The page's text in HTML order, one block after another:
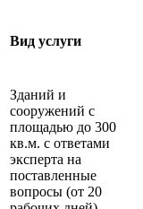
Вид услуги
Зданий и
сооружений с
площадью до 300
кв.м. с ответами
эксперта на
поставленные
вопросы (от 20